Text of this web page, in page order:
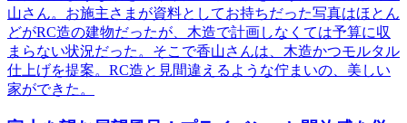
山さん。お施主さまが資料としてお持ちだった写真はほとん
どがRC造の建物だったが、木造で計画しなくては予算に収
まらない状況だった。そこで香山さんは、木造かつモルタル
仕上げを提案。RC造と見間違えるような佇まいの、美しい
家ができた。